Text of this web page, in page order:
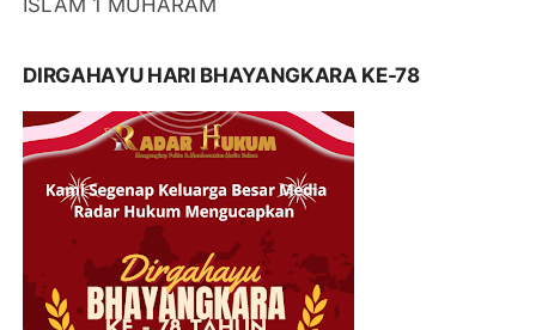
DIRGAHAYU HARI BHAYANGKARA KE-78